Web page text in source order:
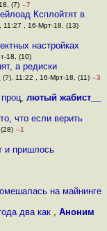
(7) –7
Ксплойтят в
11:27 , 16-Мрт-18, (13)
настройках
18, (10)
а редиски
(?), 11:22 , 16-Мрт-18, (11) –3
, лютый жабист__
что если верить
–1
и пришлось
на майнинге
два как , Аноним